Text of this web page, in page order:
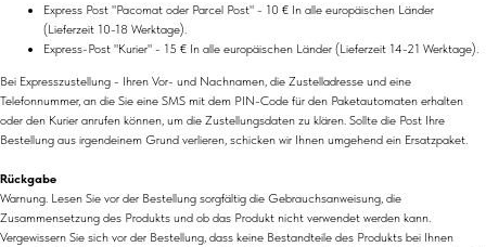
Express Post "Pacomat oder Parcel Post" - 10 € In alle europäischen Länder
(Lieferzeit 10-18 Werktage).
Express-Post "Kurier" - 15 € In alle europäischen Länder (Lieferzeit 14-21 Werktage).
Bei Expresszustellung - Ihren Vor- und Nachnamen, die Zustelladresse und eine
Telefonnummer, an die Sie eine SMS mit dem PIN-Code für den Paketautomaten erhalten
oder den Kurier anrufen können, um die Zustellungsdaten zu klären. Sollte die Post Ihre
Bestellung aus irgendeinem Grund verlieren, schicken wir Ihnen umgehend ein Ersatzpaket.
Rückgabe
Warnung. Lesen Sie vor der Bestellung sorgfältig die Gebrauchsanweisung, die
Zusammensetzung des Produkts und ob das Produkt nicht verwendet werden kann.
Vergewissern Sie sich vor der Bestellung, dass keine Bestandteile des Produkts bei Ihnen